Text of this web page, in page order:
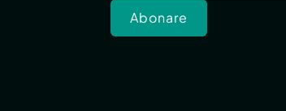
Abonare